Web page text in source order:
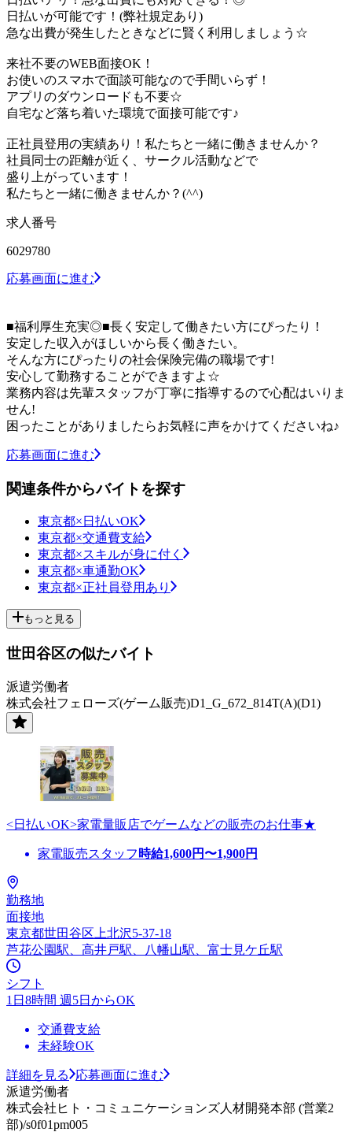
日払いが可能です！(弊社規定あり)
急な出費が発生したときなどに賢く利用しましょう☆
来社不要のWEB面接OK！
お使いのスマホで面談可能なので手間いらず！
アプリのダウンロードも不要☆
自宅など落ち着いた環境で面接可能です♪
正社員登用の実績あり！私たちと一緒に働きませんか？
社員同士の距離が近く、サークル活動などで
盛り上がっています！
私たちと一緒に働きませんか？(^^)
求人番号
6029780
応募画面に進む
■福利厚生充実◎■長く安定して働きたい方にぴったり！
安定した収入がほしいから長く働きたい。
そんな方にぴったりの社会保険完備の職場です!
安心して勤務することができますよ☆
業務内容は先輩スタッフが丁寧に指導するので心配はいりま
せん!
困ったことがありましたらお気軽に声をかけてくださいね♪
応募画面に進む
関連条件からバイトを探す
東京都×日払いOK
東京都×交通費支給
東京都×スキルが身に付く
東京都×車通勤OK
東京都×正社員登用あり
もっと見る
世田谷区の似たバイト
派遣労働者
株式会社フェローズ(ゲーム販売)D1_G_672_814T(A)(D1)
<日払いOK>家電量販店でゲームなどの販売のお仕事★
家電販売スタッフ 時給1,600円〜1,900円
勤務地
面接地
東京都世田谷区上北沢5-37-18
芦花公園駅、高井戸駅、八幡山駅、富士見ケ丘駅
シフト
1日8時間 週5日からOK
交通費支給
未経験OK
詳細を見る
応募画面に進む
派遣労働者
株式会社ヒト・コミュニケーションズ人材開発本部 (営業2
部)/s0f01pm005